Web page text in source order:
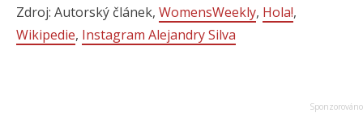
Zdroj: Autorský článek, WomensWeekly, Hola!,
Wikipedie, Instagram Alejandry Silva